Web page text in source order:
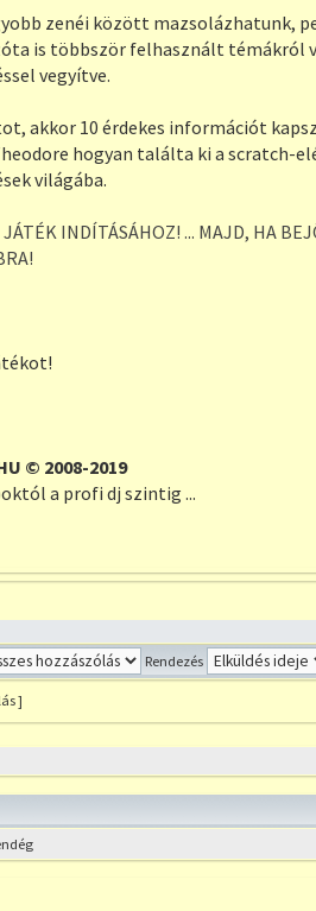
zenéi között mazsolázhatunk,
is többször felhasznált témákról
vegyítve.
akkor 10 érdekes információt
hogyan találta ki a scratch-
világába.
INDÍTÁSÁHOZ! ... MAJD, HA
© 2008-2019
a profi dj szintig ...
Rendezés
]